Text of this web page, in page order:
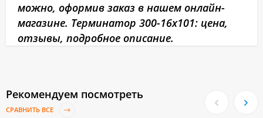
можно, оформив заказ в нашем онлайн-
магазине. Терминатор 300-16х101: цена,
отзывы, подробное описание.
Рекомендуем посмотреть
СРАВНИТЬ ВСЕ